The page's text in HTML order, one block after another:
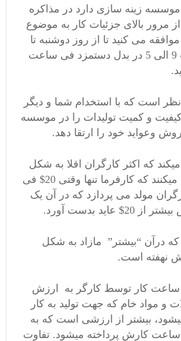
زینه سازی دارد در مذاکره
مرور بالای جزئیات کار به موضوع
می کنید تا از روز دوشنبه تا
جمعه از ساعت 9 الی 5 در بدل دستمزد فی ساعت
نظر است که با استخدام شما و دیگر
کیفیت و کمیت تولیدات را در موسسه
وعواید خود را ارتقا دهد.
که اکثر کارگران اقلا به شکل
غریزی احساس میکنند که کارفرما تنها وقتی 20$ فی
مولد می پردازد که در آن یک
بدست آورد.
درآن “بیشتر” مازاد به شکل
نهفته است.
ساعت کار توسط کارگر به ارزش
و مواد خام که جهت تولید به کار
بیشتر از ارزشی است که به
ساعت کارش پرداخته میشود. تفاوت